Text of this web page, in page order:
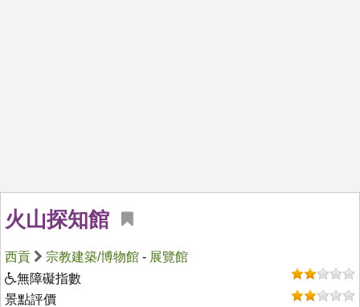
火山探知館
西貢 宗教建築/博物館 - 展覽館
無障礙指數
景點評價